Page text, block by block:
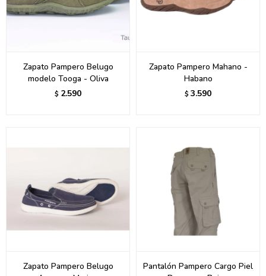
Zapato Pampero Belugo
modelo Tooga - Oliva
$ 2.590
Zapato Pampero Mahano -
Habano
$ 3.590
Zapato Pampero Belugo
Pantalón Pampero Cargo Piel